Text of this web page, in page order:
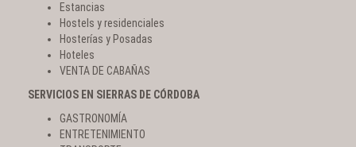
Estancias
Hostels y residenciales
Hosterías y Posadas
Hoteles
VENTA DE CABAÑAS
SERVICIOS EN SIERRAS DE CÓRDOBA
GASTRONOMÍA
ENTRETENIMIENTO